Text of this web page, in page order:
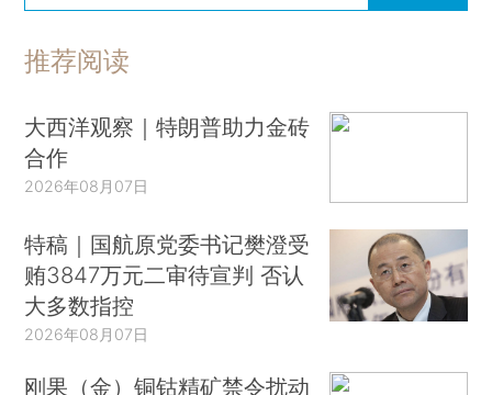
推荐阅读
大西洋观察｜特朗普助力金砖
合作
2026年08月07日
特稿｜国航原党委书记樊澄受
贿3847万元二审待宣判 否认
大多数指控
2026年08月07日
刚果（金）铜钴精矿禁令扰动